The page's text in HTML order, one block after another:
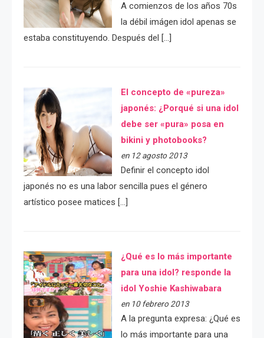
A comienzos de los años 70s
la débil imágen idol apenas se
estaba constituyendo. Después del […]
El concepto de «pureza»
japonés: ¿Porqué si una idol
debe ser «pura» posa en
bikini y photobooks?
en 12 agosto 2013
Definir el concepto idol
japonés no es una labor sencilla pues el género
artístico posee matices […]
¿Qué es lo más importante
para una idol? responde la
idol Yoshie Kashiwabara
en 10 febrero 2013
A la pregunta expresa: ¿Qué es
lo más importante para una